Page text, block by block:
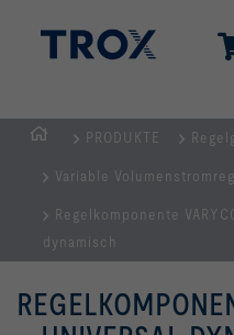
PRODUKTE
Variable
Regelkomponente
dynamisch